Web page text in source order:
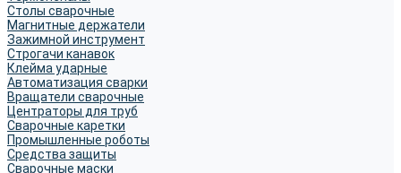
Столы сварочные
Магнитные держатели
Зажимной инструмент
Строгачи канавок
Клейма ударные
Автоматизация сварки
Вращатели сварочные
Центраторы для труб
Сварочные каретки
Промышленные роботы
Средства защиты
Сварочные маски